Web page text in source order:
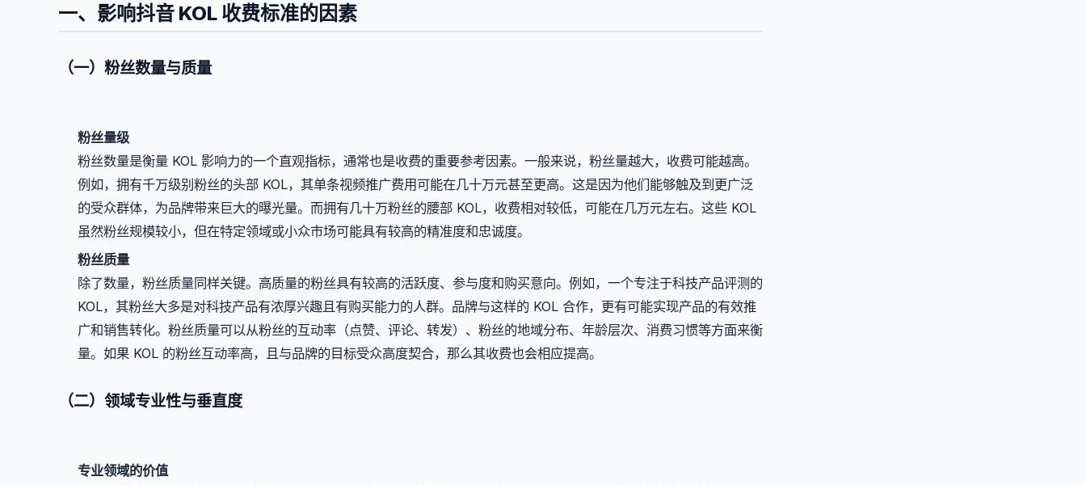
一、影响抖音 KOL 收费标准的因素
（一）粉丝数量与质量
粉丝量级
粉丝数量是衡量 KOL 影响力的一个直观指标，通常也是收费的重要参考因素。一般来说，粉丝量越大，收费可能越高。
例如，拥有千万级别粉丝的头部 KOL，其单条视频推广费用可能在几十万元甚至更高。这是因为他们能够触及到更广泛
的受众群体，为品牌带来巨大的曝光量。而拥有几十万粉丝的腰部 KOL，收费相对较低，可能在几万元左右。这些 KOL
虽然粉丝规模较小，但在特定领域或小众市场可能具有较高的精准度和忠诚度。
粉丝质量
除了数量，粉丝质量同样关键。高质量的粉丝具有较高的活跃度、参与度和购买意向。例如，一个专注于科技产品评测的
KOL，其粉丝大多是对科技产品有浓厚兴趣且有购买能力的人群。品牌与这样的 KOL 合作，更有可能实现产品的有效推
广和销售转化。粉丝质量可以从粉丝的互动率（点赞、评论、转发）、粉丝的地域分布、年龄层次、消费习惯等方面来衡
量。如果 KOL 的粉丝互动率高，且与品牌的目标受众高度契合，那么其收费也会相应提高。
（二）领域专业性与垂直度
专业领域的价值